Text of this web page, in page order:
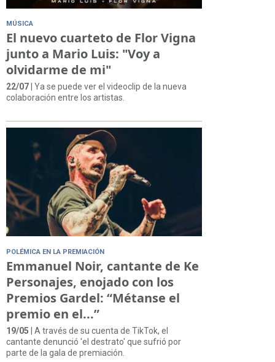
MÚSICA
El nuevo cuarteto de Flor Vigna
junto a Mario Luis: "Voy a
olvidarme de mi"
22/07 | Ya se puede ver el videoclip de la nueva
colaboración entre los artistas.
POLÉMICA EN LA PREMIACIÓN
Emmanuel Noir, cantante de Ke
Personajes, enojado con los
Premios Gardel: “Métanse el
premio en el...”
19/05 | A través de su cuenta de TikTok, el
cantante denunció 'el destrato' que sufrió por
parte de la gala de premiación.